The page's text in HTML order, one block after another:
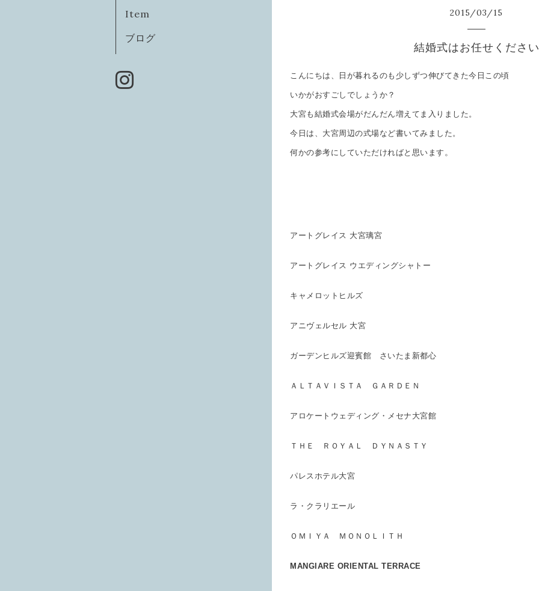
Item
ブログ
2015/03/15
結婚式はお任せください
こんにちは、日が暮れるのも少しずつ伸びてきた今日この頃
いかがおすごしでしょうか？
大宮も結婚式会場がだんだん増えてま入りました。
今日は、大宮周辺の式場など書いてみました。
何かの参考にしていただければと思います 。
アートグレイス 大宮璃宮
アートグレイス ウエディングシャトー
キャメロットヒルズ
アニヴェルセル 大宮
ガーデンヒルズ迎賓館 さいたま新都心
ＡＬＴＡＶＩＳＴＡ ＧＡＲＤＥＮ
アロケートウェディング・メセナ大宮館
ＴＨＥ ＲＯＹＡＬ ＤＹＮＡＳＴＹ
パレスホテル大宮
ラ・クラリエール
ＯＭＩＹＡ ＭＯＮＯＬＩＴＨ
MANGIARE ORIENTAL TERRACE